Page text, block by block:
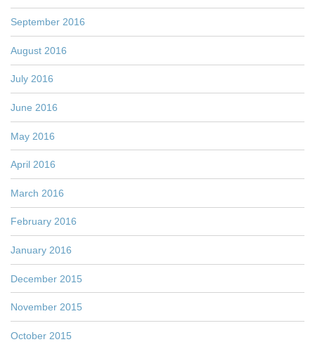
September 2016
August 2016
July 2016
June 2016
May 2016
April 2016
March 2016
February 2016
January 2016
December 2015
November 2015
October 2015